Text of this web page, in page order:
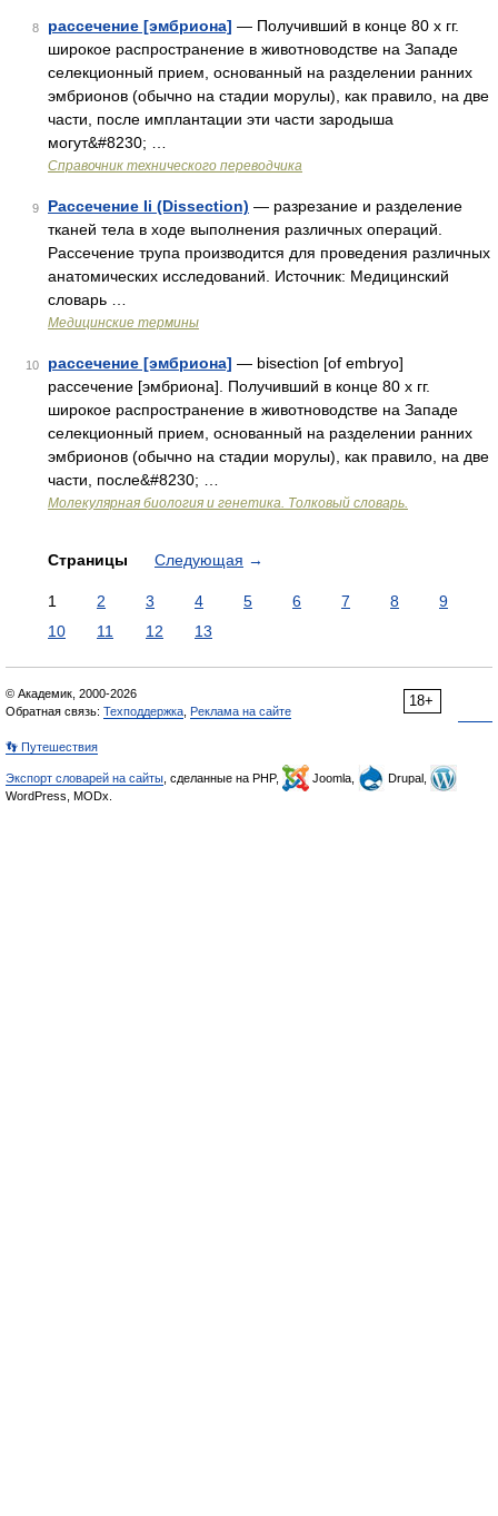
8 рассечение [эмбриона] — Получивший в конце 80 х гг.
широкое распространение в животноводстве на Западе
селекционный прием, основанный на разделении ранних
эмбрионов (обычно на стадии морулы), как правило, на две
части, после имплантации эти части зародыша
могут&#8230; …
Справочник технического переводчика
9 Рассечение Ii (Dissection) — разрезание и разделение
тканей тела в ходе выполнения различных операций.
Рассечение трупа производится для проведения различных
анатомических исследований. Источник: Медицинский
словарь …
Медицинские термины
10 рассечение [эмбриона] — bisection [of embryo]
рассечение [эмбриона]. Получивший в конце 80 х гг.
широкое распространение в животноводстве на Западе
селекционный прием, основанный на разделении ранних
эмбрионов (обычно на стадии морулы), как правило, на две
части, после&#8230; …
Молекулярная биология и генетика. Толковый словарь.
Страницы Следующая →
1 2 3 4 5 6 7 8
9
10
11 12 13
18+
© Академик, 2000-2026
Обратная связь: Техподдержка Реклама на сайте
👣 Путешествия
Экспорт словарей на сайты , сделанные на PHP, Joomla,
Drupal,
WordPress, MODx.